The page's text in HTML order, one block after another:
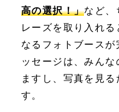
高の選択！」など、
レーズを取り入れ
なるフォトブースが
ッセージは、みんな
ますし、写真を見
す。